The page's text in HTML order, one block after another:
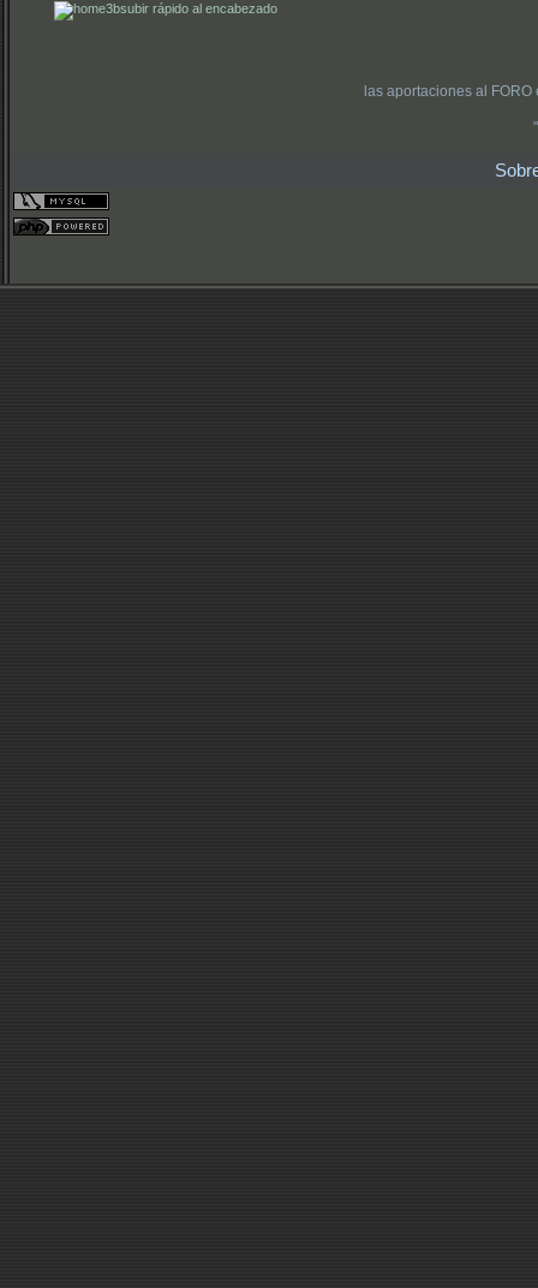
subir rápido al encabezado
las aportaciones al